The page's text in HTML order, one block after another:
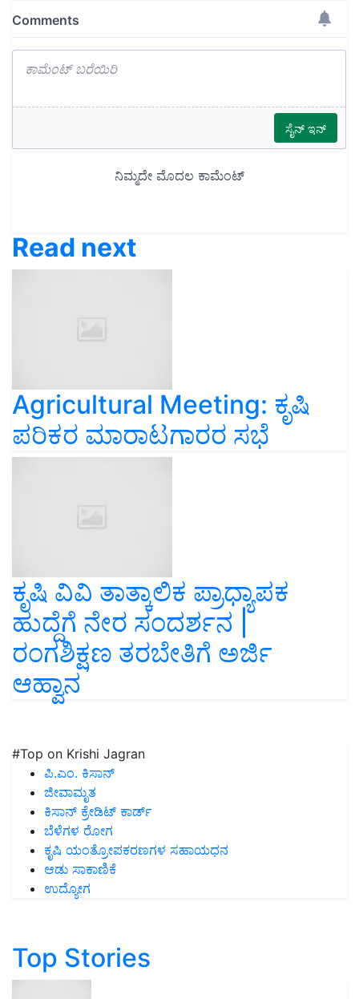
Read next
Agricultural Meeting: ಕೃಷಿ
ಪರಿಕರ ಮಾರಾಟಗಾರರ ಸಭೆ
ಕೃಷಿ ವಿವಿ ತಾತ್ಕಾಲಿಕ ಪ್ರಾಧ್ಯಾಪಕ
ಹುದ್ದೆಗೆ ನೇರ ಸಂದರ್ಶನ |
ರಂಗಶಿಕ್ಷಣ ತರಬೇತಿಗೆ ಅರ್ಜಿ
ಆಹ್ವಾನ
#Top on Krishi Jagran
ಪಿ.ಎಂ. ಕಿಸಾನ್
ಜೀವಾಮೃತ
ಕಿಸಾನ್ ಕ್ರೇಡಿಟ್ ಕಾರ್ಡ್
ಬೆಳೆಗಳ ರೋಗ
ಕೃಷಿ ಯಂತ್ರೋಪಕರಣಗಳ ಸಹಾಯಧನ
ಆಡು ಸಾಕಾಣಿಕೆ
ಉದ್ಯೋಗ
Top Stories